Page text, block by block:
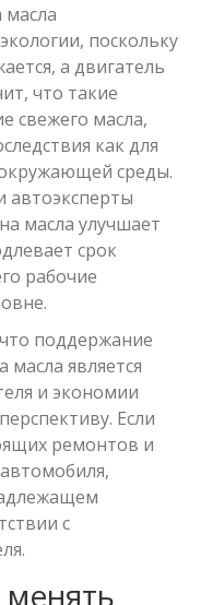
масла
поскольку
а двигатель
что такие
свежего масла,
как для
среды.
автоэксперты
масла улучшает
срок
рабочие
поддержание
масла является
и экономии
Если
ремонтов и
с
менять